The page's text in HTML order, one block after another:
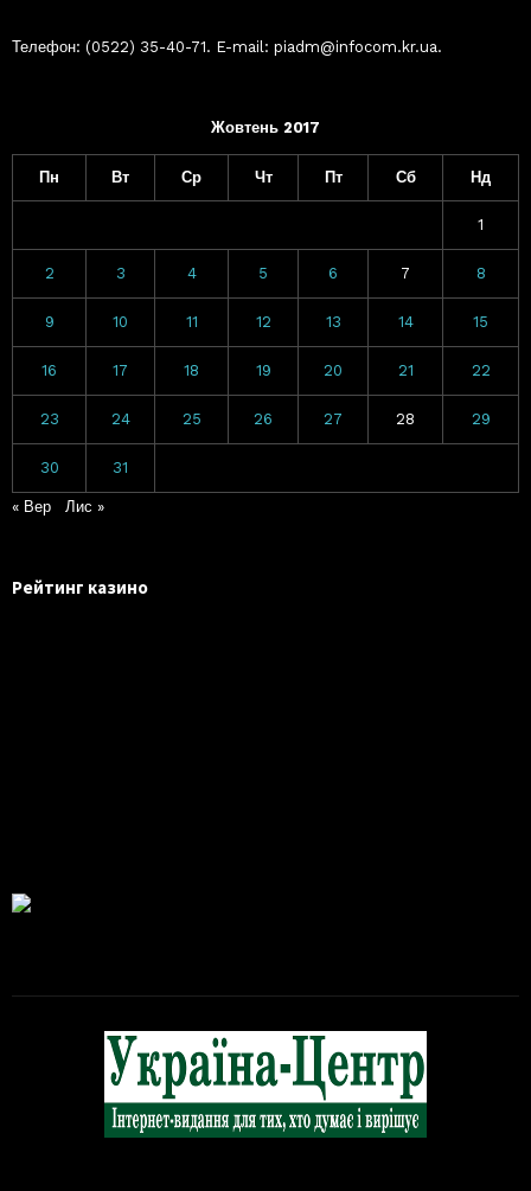
Телефон: (0522) 35-40-71. E-mail: piadm@infocom.kr.ua.
Жовтень 2017
Пн Вт Ср Чт Пт Сб Нд
1
2 3 4 5 6 7 8
9 10 11 12 13 14 15
16 17 18 19 20 21 22
23 24 25 26 27 28 29
30 31
« Вер Лис »
Рейтинг казино